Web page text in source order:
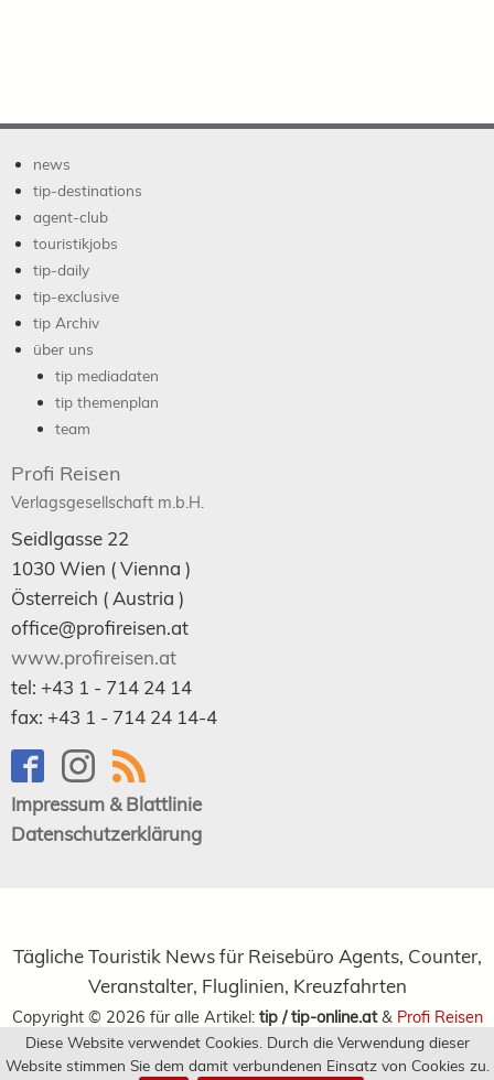
Diese Website verwendet Cookies. Durch die Verwendung dieser
Website stimmen Sie dem damit verbundenen Einsatz von Cookies zu.
news
tip-destinations
agent-club
touristikjobs
tip-daily
tip-exclusive
tip Archiv
über uns
tip mediadaten
tip themenplan
team
Profi Reisen
Verlagsgesellschaft m.b.H.
Seidlgasse 22
1030Wien ( Vienna )
Österreich (Austria )
office@profireisen.at
www.profireisen.at
tel: +43 1 - 714 24 14
fax: +43 1 - 714 24 14-4
Impressum & Blattlinie
Datenschutzerklärung
Tägliche Touristik News für Reisebüro Agents, Counter,
Veranstalter, Fluglinien, Kreuzfahrten
Copyright © 2026 für alle Artikel: tip / tip-online.at& Profi Reisen
Verlagsgesellschaft m.b.H.